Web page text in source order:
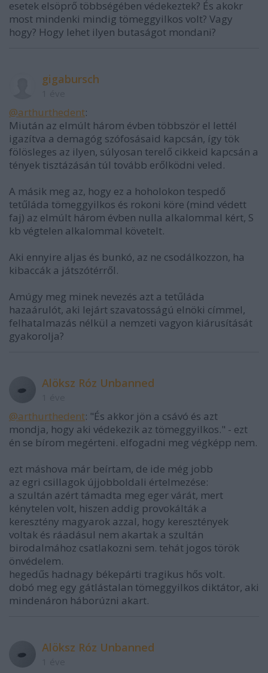
esetek elsöprő többségében védekeztek? És akokr
most mindenki mindig tömeggyilkos volt? Vagy
hogy? Hogy lehet ilyen butaságot mondani?
gigabursch
@arthurthedent:
Miután az elmúlt három évben többször el lettél
igazítva a demagóg szófosásaid kapcsán, így tök
fölösleges az ilyen, súlyosan terelő cikkeid kapcsán a
tények tisztázásán túl tovább erőlködni veled.
A másik meg az, hogy ez a hoholokon tespedő
tetűláda tömeggyilkos és rokoni köre (mind védett
faj) az elmúlt három évben nulla alkalommal kért, S
kb végtelen alkalommal követelt.
Aki ennyire aljas és bunkó, az ne csodálkozzon, ha
kibaccák a játszótérről.
Amúgy meg minek nevezés azt a tetűláda
hazaárulót, aki lejárt szavatosságú elnöki címmel,
felhatalmazás nélkül a nemzeti vagyon kiárusítását
gyakorolja?
Alöksz Róz Unbanned
@arthurthedent: "És akkor jön a csávó és azt
mondja, hogy aki védekezik az tömeggyilkos." - ezt
én se bírom megérteni. elfogadni meg végképp nem.
ezt máshova már beírtam, de ide még jobb
az egri csillagok újjobboldali értelmezése:
a szultán azért támadta meg eger várát, mert
kénytelen volt, hiszen addig provokálták a
keresztény magyarok azzal, hogy keresztények
voltak és ráadásul nem akartak a szultán
birodalmához csatlakozni sem. tehát jogos török
önvédelem.
hegedűs hadnagy békepárti tragikus hős volt.
dobó meg egy gátlástalan tömeggyilkos diktátor, aki
mindenáron háborúzni akart.
Alöksz Róz Unbanned